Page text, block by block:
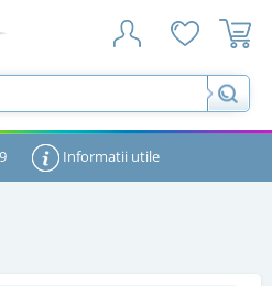
Informatii utile